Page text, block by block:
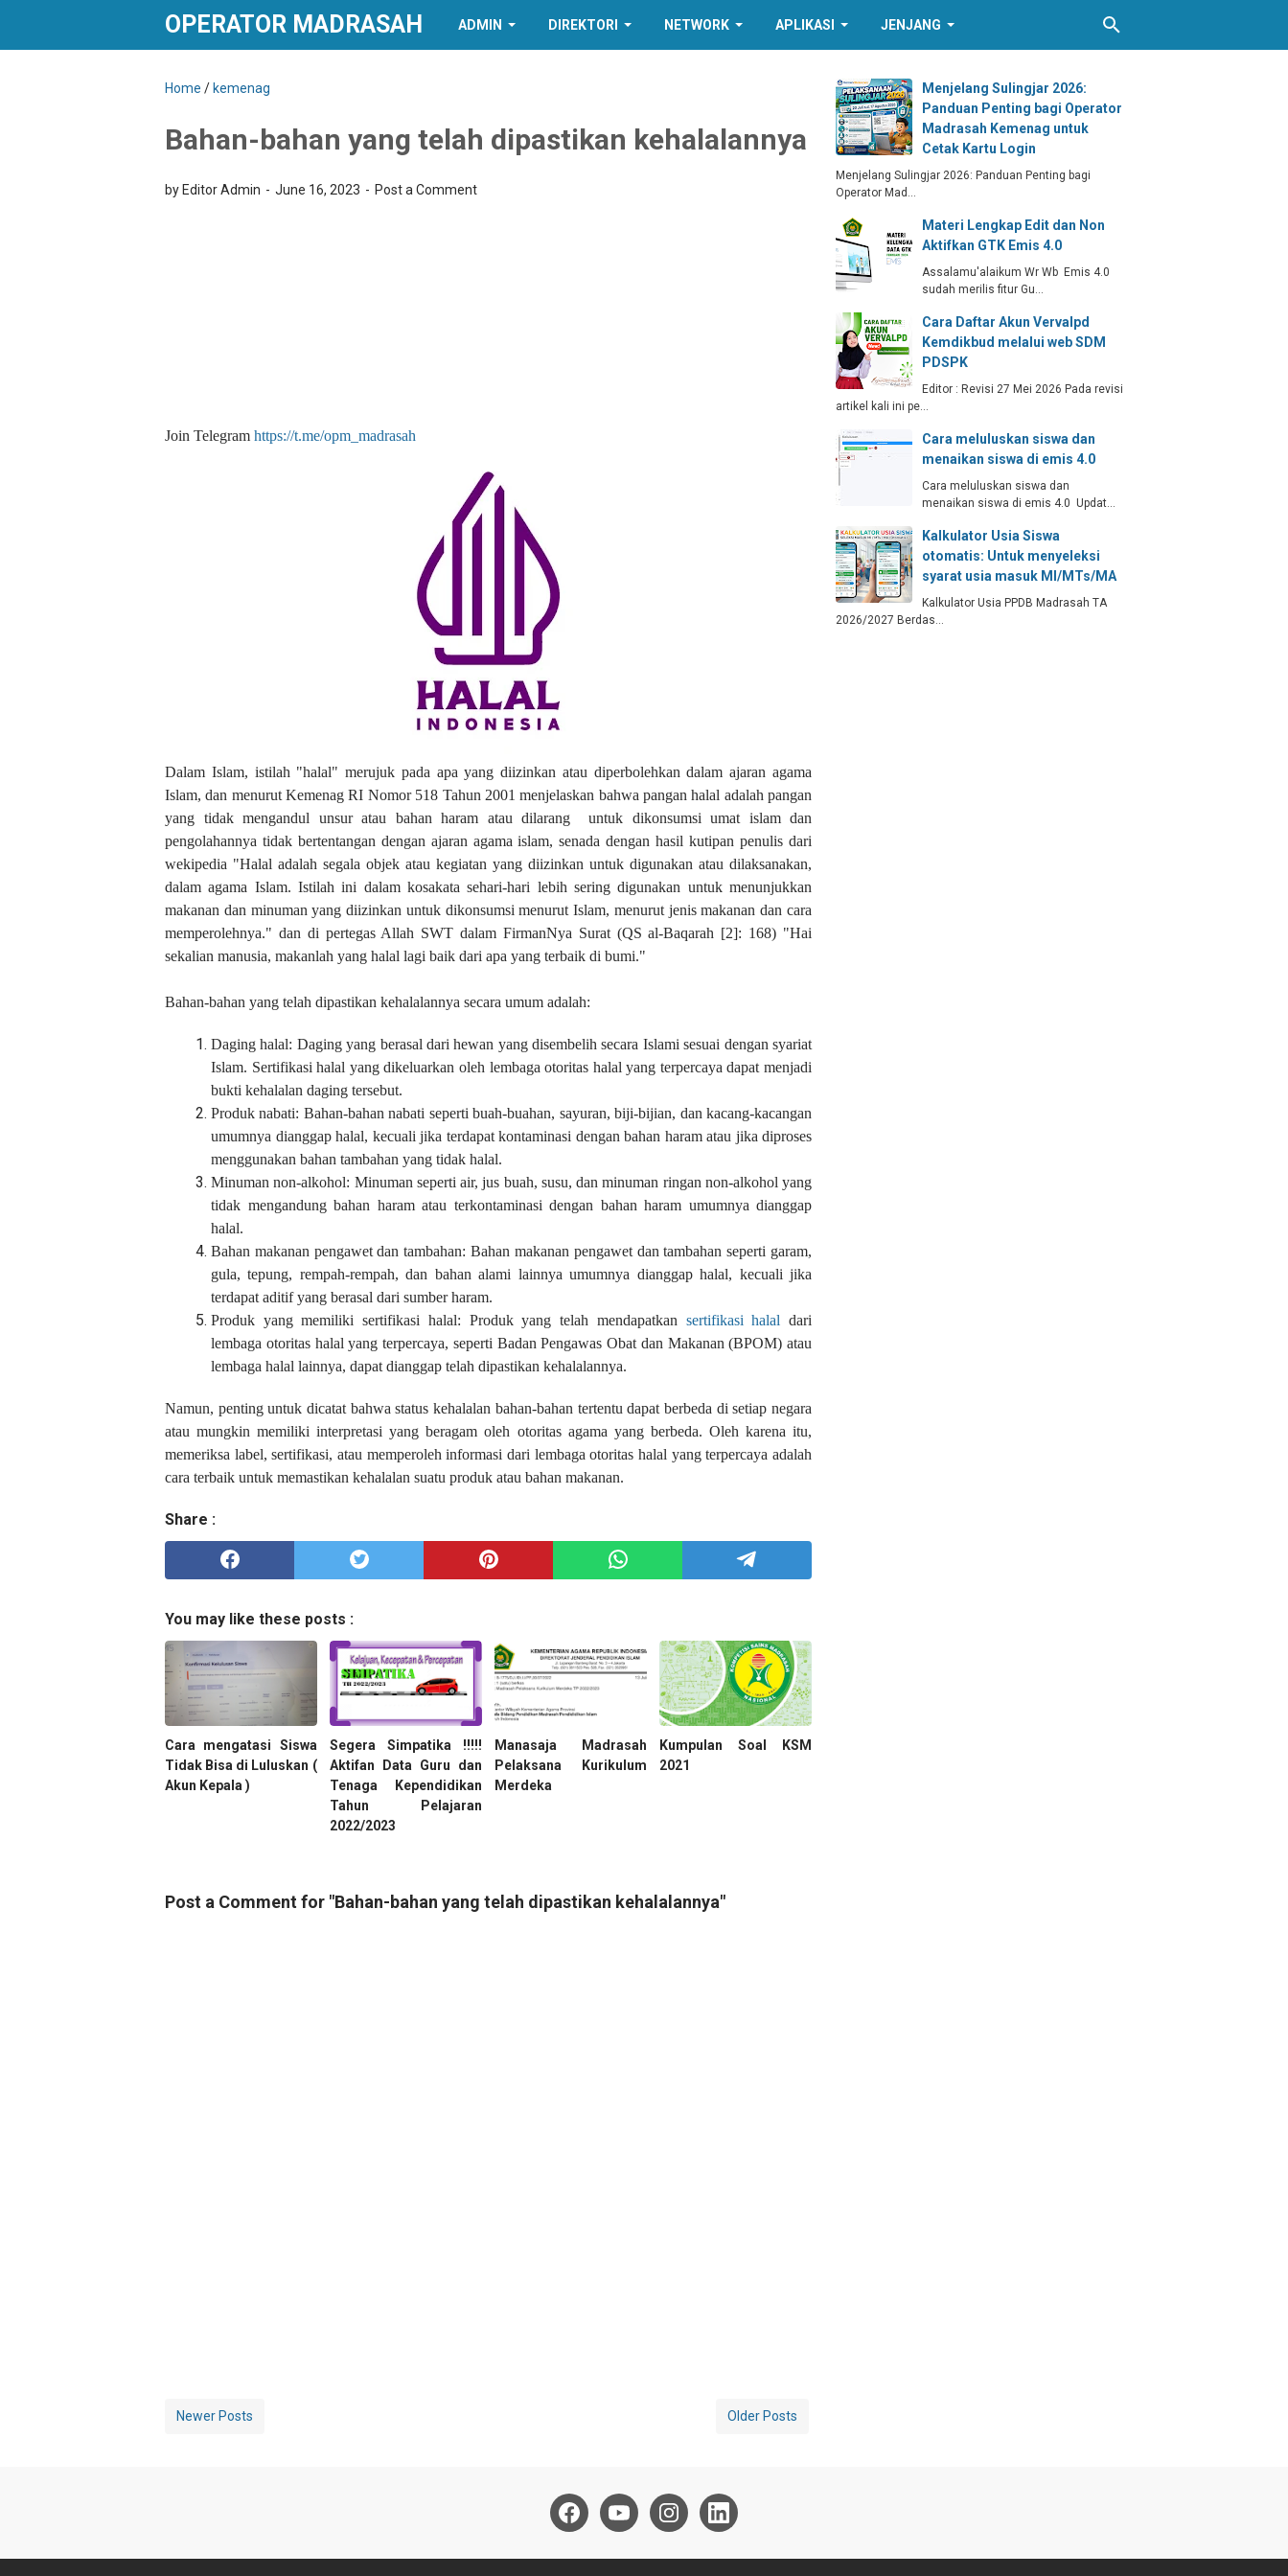
OPERATOR MADRASAH ADMIN DIREKTORI NETWORK APLIKASI JENJANG
Home / kemenag
Bahan-bahan yang telah dipastikan kehalalannya
by Editor Admin June 16, 2023 Post a Comment
Join Telegram https://t.me/opm_madrasah
Dalam Islam, istilah "halal" merujuk pada apa yang diizinkan atau diperbolehkan dalam ajaran agama
Islam, dan menurut Kemenag RI Nomor 518 Tahun 2001 menjelaskan bahwa pangan halal adalah pangan
yang tidak mengandul unsur atau bahan haram atau dilarang untuk dikonsumsi umat islam dan
pengolahannya tidak bertentangan dengan ajaran agama islam, senada dengan hasil kutipan penulis dari
wekipedia "Halal adalah segala objek atau kegiatan yang diizinkan untuk digunakan atau dilaksanakan,
dalam agama Islam. Istilah ini dalam kosakata sehari-hari lebih sering digunakan untuk menunjukkan
makanan dan minuman yang diizinkan untuk dikonsumsi menurut Islam, menurut jenis makanan dan cara
memperolehnya." dan di pertegas Allah SWT dalam FirmanNya Surat (QS al-Baqarah [2]: 168) "Hai
sekalian manusia, makanlah yang halal lagi baik dari apa yang terbaik di bumi."
Bahan-bahan yang telah dipastikan kehalalannya secara umum adalah:
Daging halal: Daging yang berasal dari hewan yang disembelih secara Islami sesuai dengan syariat
Islam. Sertifikasi halal yang dikeluarkan oleh lembaga otoritas halal yang terpercaya dapat menjadi
bukti kehalalan daging tersebut.
Produk nabati: Bahan-bahan nabati seperti buah-buahan, sayuran, biji-bijian, dan kacang-kacangan
umumnya dianggap halal, kecuali jika terdapat kontaminasi dengan bahan haram atau jika diproses
menggunakan bahan tambahan yang tidak halal.
Minuman non-alkohol: Minuman seperti air, jus buah, susu, dan minuman ringan non-alkohol yang
tidak mengandung bahan haram atau terkontaminasi dengan bahan haram umumnya dianggap
halal.
Bahan makanan pengawet dan tambahan: Bahan makanan pengawet dan tambahan seperti garam,
gula, tepung, rempah-rempah, dan bahan alami lainnya umumnya dianggap halal, kecuali jika
terdapat aditif yang berasal dari sumber haram.
Produk yang memiliki sertifikasi halal: Produk yang telah mendapatkan sertifikasi halal dari
lembaga otoritas halal yang terpercaya, seperti Badan Pengawas Obat dan Makanan (BPOM) atau
lembaga halal lainnya, dapat dianggap telah dipastikan kehalalannya.
Namun, penting untuk dicatat bahwa status kehalalan bahan-bahan tertentu dapat berbeda di setiap negara
atau mungkin memiliki interpretasi yang beragam oleh otoritas agama yang berbeda. Oleh karena itu,
memeriksa label, sertifikasi, atau memperoleh informasi dari lembaga otoritas halal yang terpercaya adalah
cara terbaik untuk memastikan kehalalan suatu produk atau bahan makanan.
Share :
You may like these posts :
Cara mengatasi Siswa
Tidak Bisa di Luluskan (
Akun Kepala )
Segera Simpatika !!!!!
Aktifan Data Guru dan
Tenaga Kependidikan
Tahun Pelajaran
2022/2023
Manasaja Madrasah
Pelaksana Kurikulum
Merdeka
Kumpulan Soal KSM
2021
Post a Comment for "Bahan-bahan yang telah dipastikan kehalalannya"
Newer Posts Older Posts
Menjelang Sulingjar 2026:
Panduan Penting bagi Operator
Madrasah Kemenag untuk
Cetak Kartu Login
Menjelang Sulingjar 2026: Panduan Penting bagi
Operator Mad…
Materi Lengkap Edit dan Non
Aktifkan GTK Emis 4.0
Assalamu'alaikum Wr Wb Emis 4.0
sudah merilis fitur Gu…
Cara Daftar Akun Vervalpd
Kemdikbud melalui web SDM
PDSPK
Editor : Revisi 27 Mei 2026 Pada revisi
artikel kali ini pe…
Cara meluluskan siswa dan
menaikan siswa di emis 4.0
Cara meluluskan siswa dan
menaikan siswa di emis 4.0 Updat…
Kalkulator Usia Siswa
otomatis: Untuk menyeleksi
syarat usia masuk MI/MTs/MA
Kalkulator Usia PPDB Madrasah TA
2026/2027 Berdas…